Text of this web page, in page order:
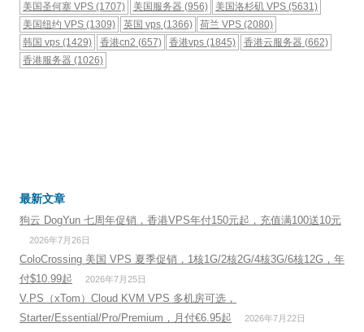
美国圣何塞 VPS (1707) 美国服务器 (956) 美国洛杉矶 VPS (5631)
美国纽约 VPS (1309) 英国 vps(1366) 荷兰 VPS (2080)
韩国 vps (1429) 香港cn2 (657) 香港vps (1845) 香港云服务器 (662)
香港服务器 (1026)
最新文章
狗云 DogYun 七周年促销，香港VPS年付150元起，充值满100送10元
2026年7月26日
ColoCrossing 美国 VPS 夏季促销，1核1G/2核2G/4核3G/6核12G，年
付$10.99起
2026年7月25日
V.PS（xTom）Cloud KVM VPS 多机房可选，
Starter/Essential/Pro/Premium，月付€6.95起
2026年7月22日